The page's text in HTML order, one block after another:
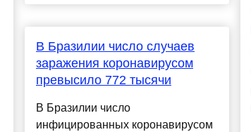
В Бразилии число случаев
заражения коронавирусом
превысило 772 тысячи
В Бразилии число
инфицированных коронавирусом